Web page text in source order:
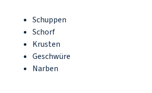
Schuppen
Schorf
Krusten
Geschwüre
Narben